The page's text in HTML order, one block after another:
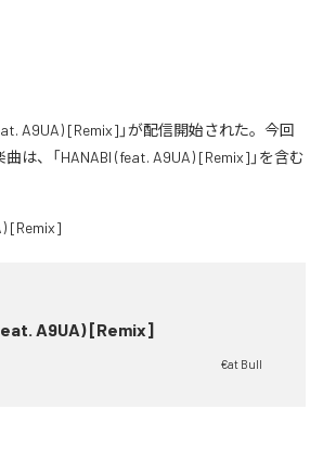
A9UA) [Remix]」が配信開始された。今回
は、「HANABI (feat. A9UA) [Remix]」を含む
A9UA) [Remix]
€at Bull